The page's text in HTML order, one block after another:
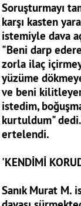
Soruşturmayı
karşı kasten
istemiyle dava
"Beni darp
zorla ilaç
yüzüme
ve beni
istedim,
kurtuldum"
ertelendi.
'KENDİMİ
Sanık Murat M.